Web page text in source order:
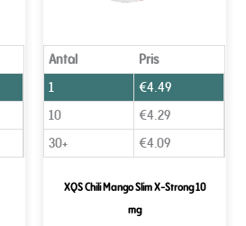
Antal
Pris
1
€4.49
10
€4.29
30+
€4.09
XQS Chili Mango Slim X-Strong 10
mg